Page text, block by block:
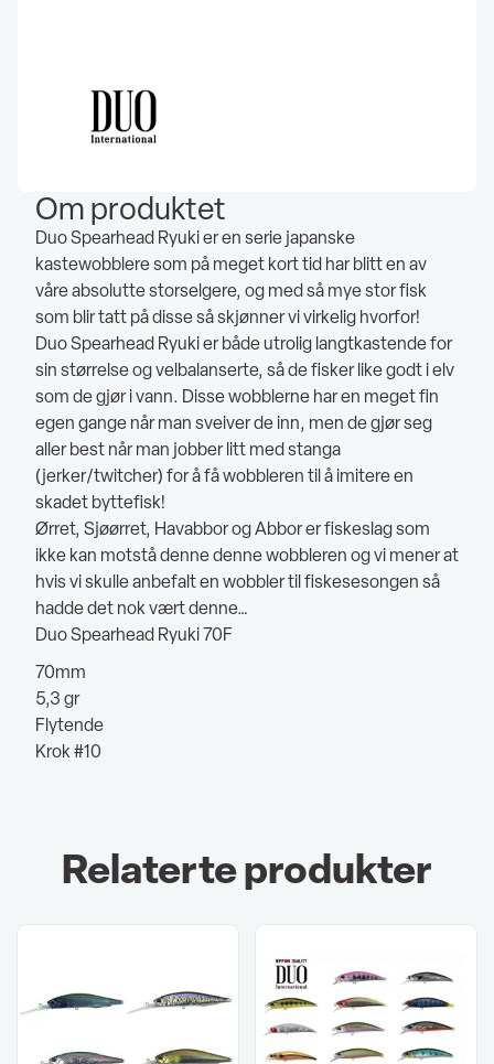
Om produktet
Duo Spearhead Ryuki er en serie japanske
kastewobblere som på meget kort tid har blitt en av
våre absolutte storselgere, og med så mye stor fisk
som blir tatt på disse så skjønner vi virkelig hvorfor!
Duo Spearhead Ryuki er både utrolig langtkastende for
sin størrelse og velbalanserte, så de fisker like godt i elv
som de gjør i vann. Disse wobblerne har en meget fin
egen gange når man sveiver de inn, men de gjør seg
aller best når man jobber litt med stanga
(jerker/twitcher) for å få wobbleren til å imitere en
skadet byttefisk!
Ørret, Sjøørret, Havabbor og Abbor er fiskeslag som
ikke kan motstå denne denne wobbleren og vi mener at
hvis vi skulle anbefalt en wobbler til fiskesesongen så
hadde det nok vært denne…
Duo Spearhead Ryuki 70F
70mm
5,3 gr
Flytende
Krok #10
Relaterte produkter